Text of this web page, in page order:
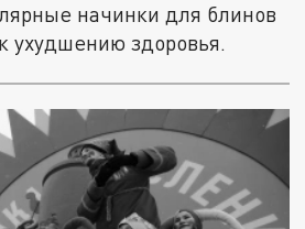
начинки для блинов
ухудшению здоровья.